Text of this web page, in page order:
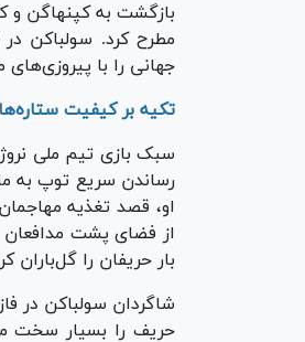
جهانی را با
تکیه بر کیفیت ستاره‌ها
سبک بازی تیم ملی
رساندن سریع توپ به
او، قصد تغذیه
از فضای پشت مدافعان
بار حریفان را گل‌باران
شاگردان سولباکن در